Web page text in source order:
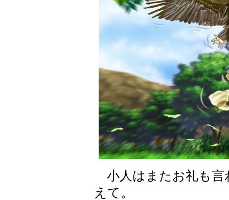
小人はまたお礼も言
えて。